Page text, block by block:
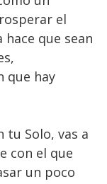
el
que sean
que hay
tu Solo, vas a
con el que
un poco